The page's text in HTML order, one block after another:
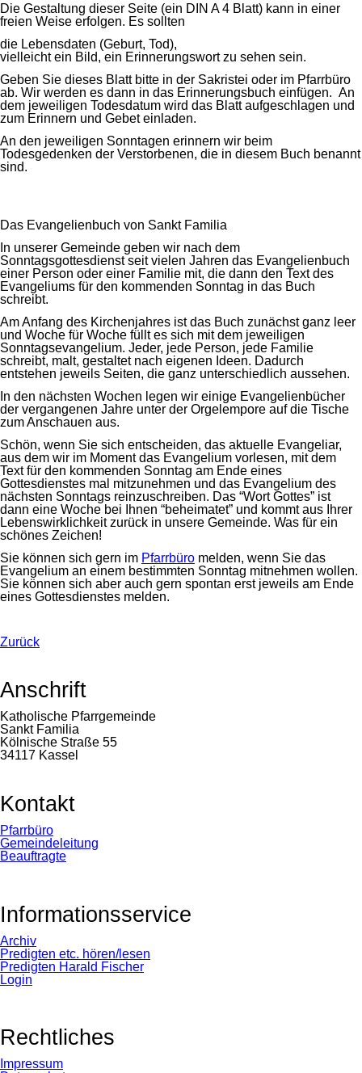
Die Gestaltung dieser Seite (ein DIN A 4 Blatt) kann in einer
freien Weise erfolgen. Es sollten
die Lebensdaten (Geburt, Tod),
vielleicht ein Bild, ein Erinnerungswort zu sehen sein.
Geben Sie dieses Blatt bitte in der Sakristei oder im Pfarrbüro
ab. Wir werden es dann in das Erinnerungsbuch einfügen. An
dem jeweiligen Todesdatum wird das Blatt aufgeschlagen und
zum Erinnern und Gebet einladen.
An den jeweiligen Sonntagen erinnern wir beim
Todesgedenken der Verstorbenen, die in diesem Buch benannt
sind.
Das Evangelienbuch von Sankt Familia
In unserer Gemeinde geben wir nach dem
Sonntagsgottesdienst seit vielen Jahren das Evangelienbuch
einer Person oder einer Familie mit, die dann den Text des
Evangeliums für den kommenden Sonntag in das Buch
schreibt.
Am Anfang des Kirchenjahres ist das Buch zunächst ganz leer
und Woche für Woche füllt es sich mit dem jeweiligen
Sonntagsevangelium. Jeder, jede Person, jede Familie
schreibt, malt, gestaltet nach eigenen Ideen. Dadurch
entstehen jeweils Seiten, die ganz unterschiedlich aussehen.
In den nächsten Wochen legen wir einige Evangelienbücher
der vergangenen Jahre unter der Orgelempore auf die Tische
zum Anschauen aus.
Schön, wenn Sie sich entscheiden, das aktuelle Evangeliar,
aus dem wir im Moment das Evangelium vorlesen, mit dem
Text für den kommenden Sonntag am Ende eines
Gottesdienstes mal mitzunehmen und das Evangelium des
nächsten Sonntags reinzuschreiben. Das “Wort Gottes” ist
dann eine Woche bei Ihnen “beheimatet” und kommt aus Ihrer
Lebenswirklichkeit zurück in unsere Gemeinde. Was für ein
schönes Zeichen!
Sie können sich gern im Pfarrbüro melden, wenn Sie das
Evangelium an einem bestimmten Sonntag mitnehmen wollen.
Sie können sich aber auch gern spontan erst jeweils am Ende
eines Gottesdienstes melden.
Zurück
Anschrift
Katholische Pfarrgemeinde
Sankt Familia
Kölnische Straße 55
34117 Kassel
Kontakt
Navigation
überspringen
Pfarrbüro
Gemeindeleitung
Beauftragte
Informationsservice
Navigation
überspringen
Archiv
Predigten etc. hören/lesen
Predigten Harald Fischer
Login
Rechtliches
Navigation
Impressum